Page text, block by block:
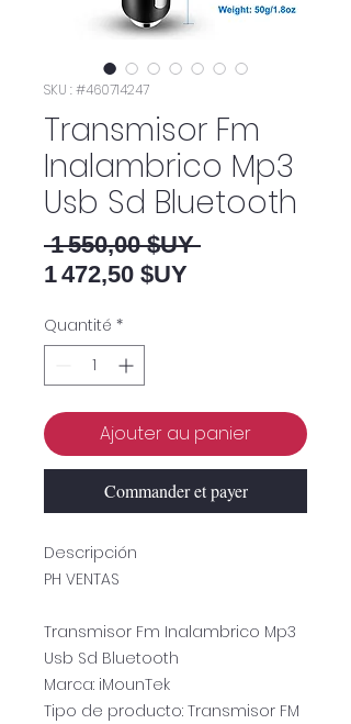
SKU : #460714247
Transmisor Fm
Inalambrico Mp3
Usb Sd Bluetooth
1 550,00 $UY Prix original
1 472,50 $UY
Quantité *
Ajouter au panier
Commander et payer
Descripción
PH VENTAS
Transmisor Fm Inalambrico Mp3
Usb Sd Bluetooth
Marca: iMounTek
Tipo de producto: Transmisor FM